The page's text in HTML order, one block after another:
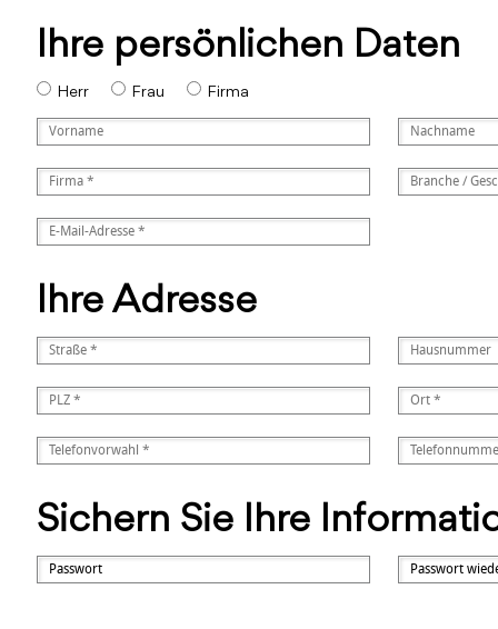
Ihre persönlichen Daten
Herr Frau Firma
Ihre Adresse
Sichern Sie Ihre